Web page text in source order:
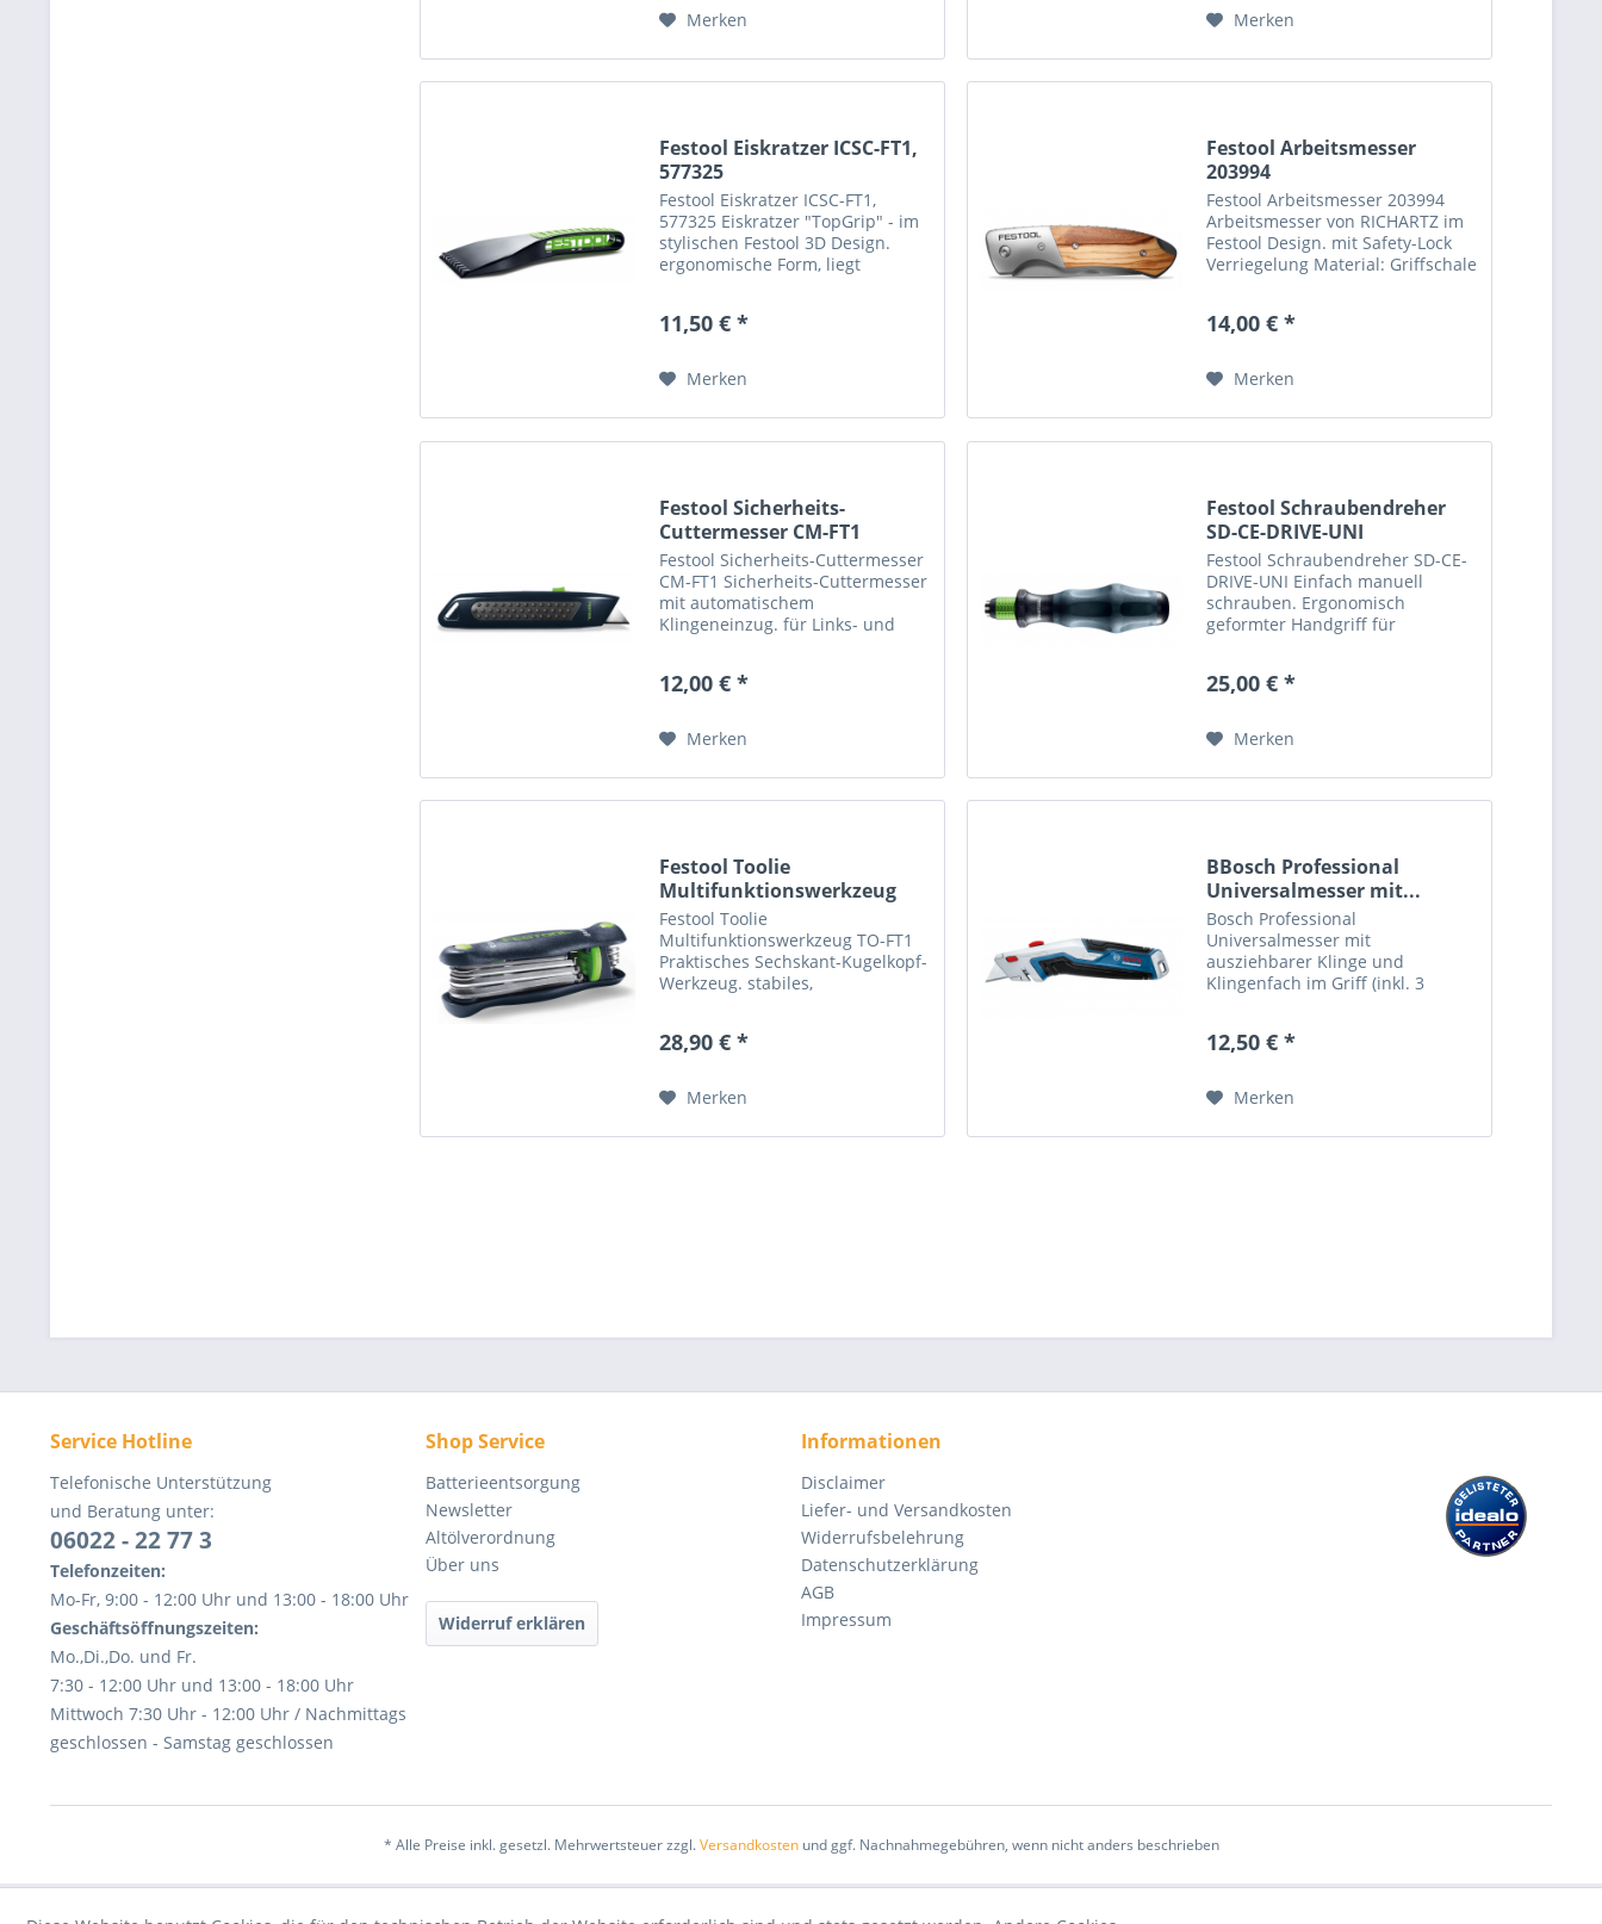
Tasche...
Merken
Schlaufe...
Merken
Festool Eiskratzer ICSC-FT1,
577325
Festool Eiskratzer ICSC-FT1,
577325 Eiskratzer "TopGrip" - im
stylischen Festool 3D Design.
ergonomische Form, liegt
und effektive Entfernung von Eis
11,50 € *
Merken
Festool Arbeitsmesser
203994
Festool Arbeitsmesser 203994
Arbeitsmesser von RICHARTZ im
Festool Design. mit Safety-Lock
Verriegelung Material: Griffschale
Gesamtlänge (geöffnet): 20cm
14,00 € *
Merken
Festool Sicherheits-
Cuttermesser CM-FT1
Festool Sicherheits-Cuttermesser
CM-FT1 Sicherheits-Cuttermesser
mit automatischem
Klingeneinzug. für Links- und
gutes Handling und sicheren Halt
12,00 € *
Merken
Festool Schraubendreher
SD-CE-DRIVE-UNI
Festool Schraubendreher SD-CE-
DRIVE-UNI Einfach manuell
schrauben. Ergonomisch
geformter Handgriff für
sicheren Halt der
Baulänge (120 mm) Gummierte...
25,00 € *
Merken
Festool Toolie
Multifunktionswerkzeug
TO-FT1
Festool Toolie
Multifunktionswerkzeug TO-FT1
Praktisches Sechskant-Kugelkopf-
Werkzeug. stabiles,
Auswahl der gewünschten Klinge
Steckschlüssel mit MagicRing
(SW...
28,90 € *
Merken
BBosch Professional
Universalmesser mit...
Bosch Professional
Universalmesser mit
ausziehbarer Klinge und
Klingenfach im Griff (inkl. 3
Aluminiumgehäuse ist dieses
durch härteste Materialien Die...
12,50 € *
Merken
Service Hotline
Telefonische Unterstützung
und Beratung unter:
06022 - 22 77 3
Telefonzeiten:
Mo-Fr, 9:00 - 12:00 Uhr und 13:00 - 18:00 Uhr
Geschäftsöffnungszeiten:
Mo.,Di.,Do. und Fr.
7:30 - 12:00 Uhr und 13:00 - 18:00 Uhr
Mittwoch 7:30 Uhr - 12:00 Uhr / Nachmittags
geschlossen - Samstag geschlossen
Shop Service
Batterieentsorgung
Newsletter
Altölverordnung
Über uns
Widerruf erklären
Informationen
Disclaimer
Liefer- und Versandkosten
Widerrufsbelehrung
Datenschutzerklärung
AGB
Impressum
* Alle Preise inkl. gesetzl. Mehrwertsteuer zzgl.Versandkostenund ggf. Nachnahmegebühren, wenn nicht anders beschrieben